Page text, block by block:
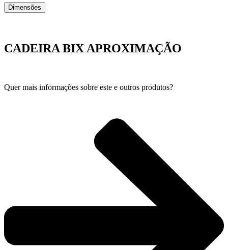
Dimensões
CADEIRA BIX APROXIMAÇÃO
Quer mais informações sobre este e outros produtos?